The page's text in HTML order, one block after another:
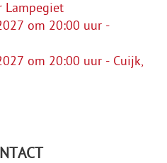
Lampegiet
om 20:00 uur -
om 20:00 uur - Cuijk,